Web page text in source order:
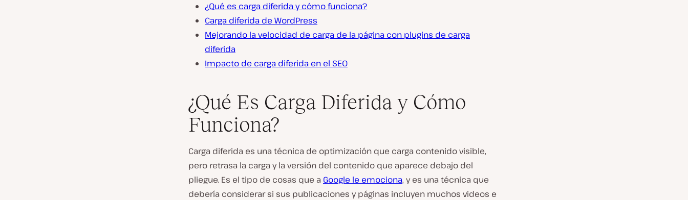
¿Qué es carga diferida y cómo funciona?
Carga diferida de WordPress
Mejorando la velocidad de carga de la página con plugins de carga
diferida
Impacto de carga diferida en el SEO
¿Qué Es Carga Diferida y Cómo
Funciona?
Carga diferida es una técnica de optimización que carga contenido visible,
pero retrasa la carga y la versión del contenido que aparece debajo del
pliegue. Es el tipo de cosas que a Google le emociona, y es una técnica que
debería considerar si sus publicaciones y páginas incluyen muchos videos e